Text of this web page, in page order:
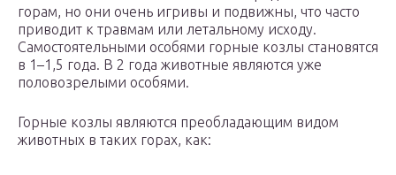
горам, но они очень игривы и подвижны, что часто
приводит к травмам или летальному исходу.
Самостоятельными особями горные козлы становятся
в 1–1,5 года. В 2 года животные являются уже
половозрелыми особями.
Горные козлы являются преобладающим видом
животных в таких горах, как: